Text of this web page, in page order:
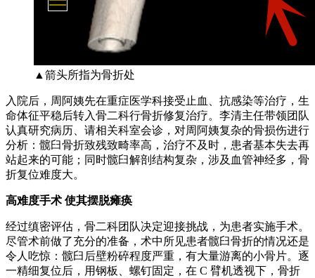
▲箭头所指为骨折处
入院后，周阿姨先在重症医学科接受止血、抗感染等治疗，生
命体征平稳后转入骨二科行骨折修复治疗。李清主任带领团队
认真研究病历、请相关科室会诊，对周阿姨复杂的骨损伤进行
分析：髋臼骨折致残致畸率高，治疗不及时，患者基本失去再
站起来的可能；同时髋臼解剖结构复杂，涉及血管神经多，骨
折复位难度大。
高难度手术 使其摆脱瘫痪
经过缜密评估，骨二科团队决定迎接挑战，为患者实施手术。
尽管术前做了充分的准备，术中所见患者髋臼骨折的情况还是
令人吃惊：髋臼后壁粉碎程度严重，有大量游离的小骨片。逐
一精细复位后，用钢板、螺钉固定，在 C 臂机透视下，骨折